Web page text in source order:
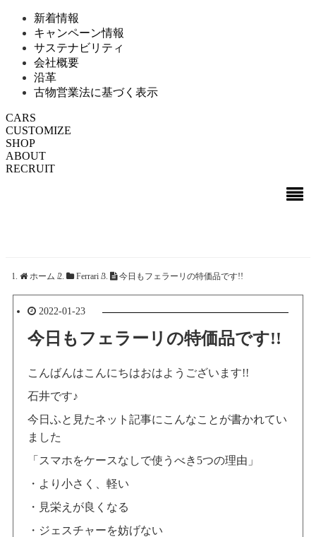
新着情報
キャンペーン情報
サステナビリティ
会社概要
沿革
古物営業法に基づく表示
CARS
CUSTOMIZE
SHOP
ABOUT
RECRUIT
ホーム / Ferrari / 今日もフェラーリの特価品です!!
2022-01-23
今日もフェラーリの特価品です!!
こんばんはこんにちはおはようございます!!
石井です♪
今日ふと見たネット記事にこんなことが書かれてい
ました
「スマホをケースなしで使うべき5つの理由」
・より小さく、軽い
・見栄えが良くなる
・ジェスチャーを妨げない